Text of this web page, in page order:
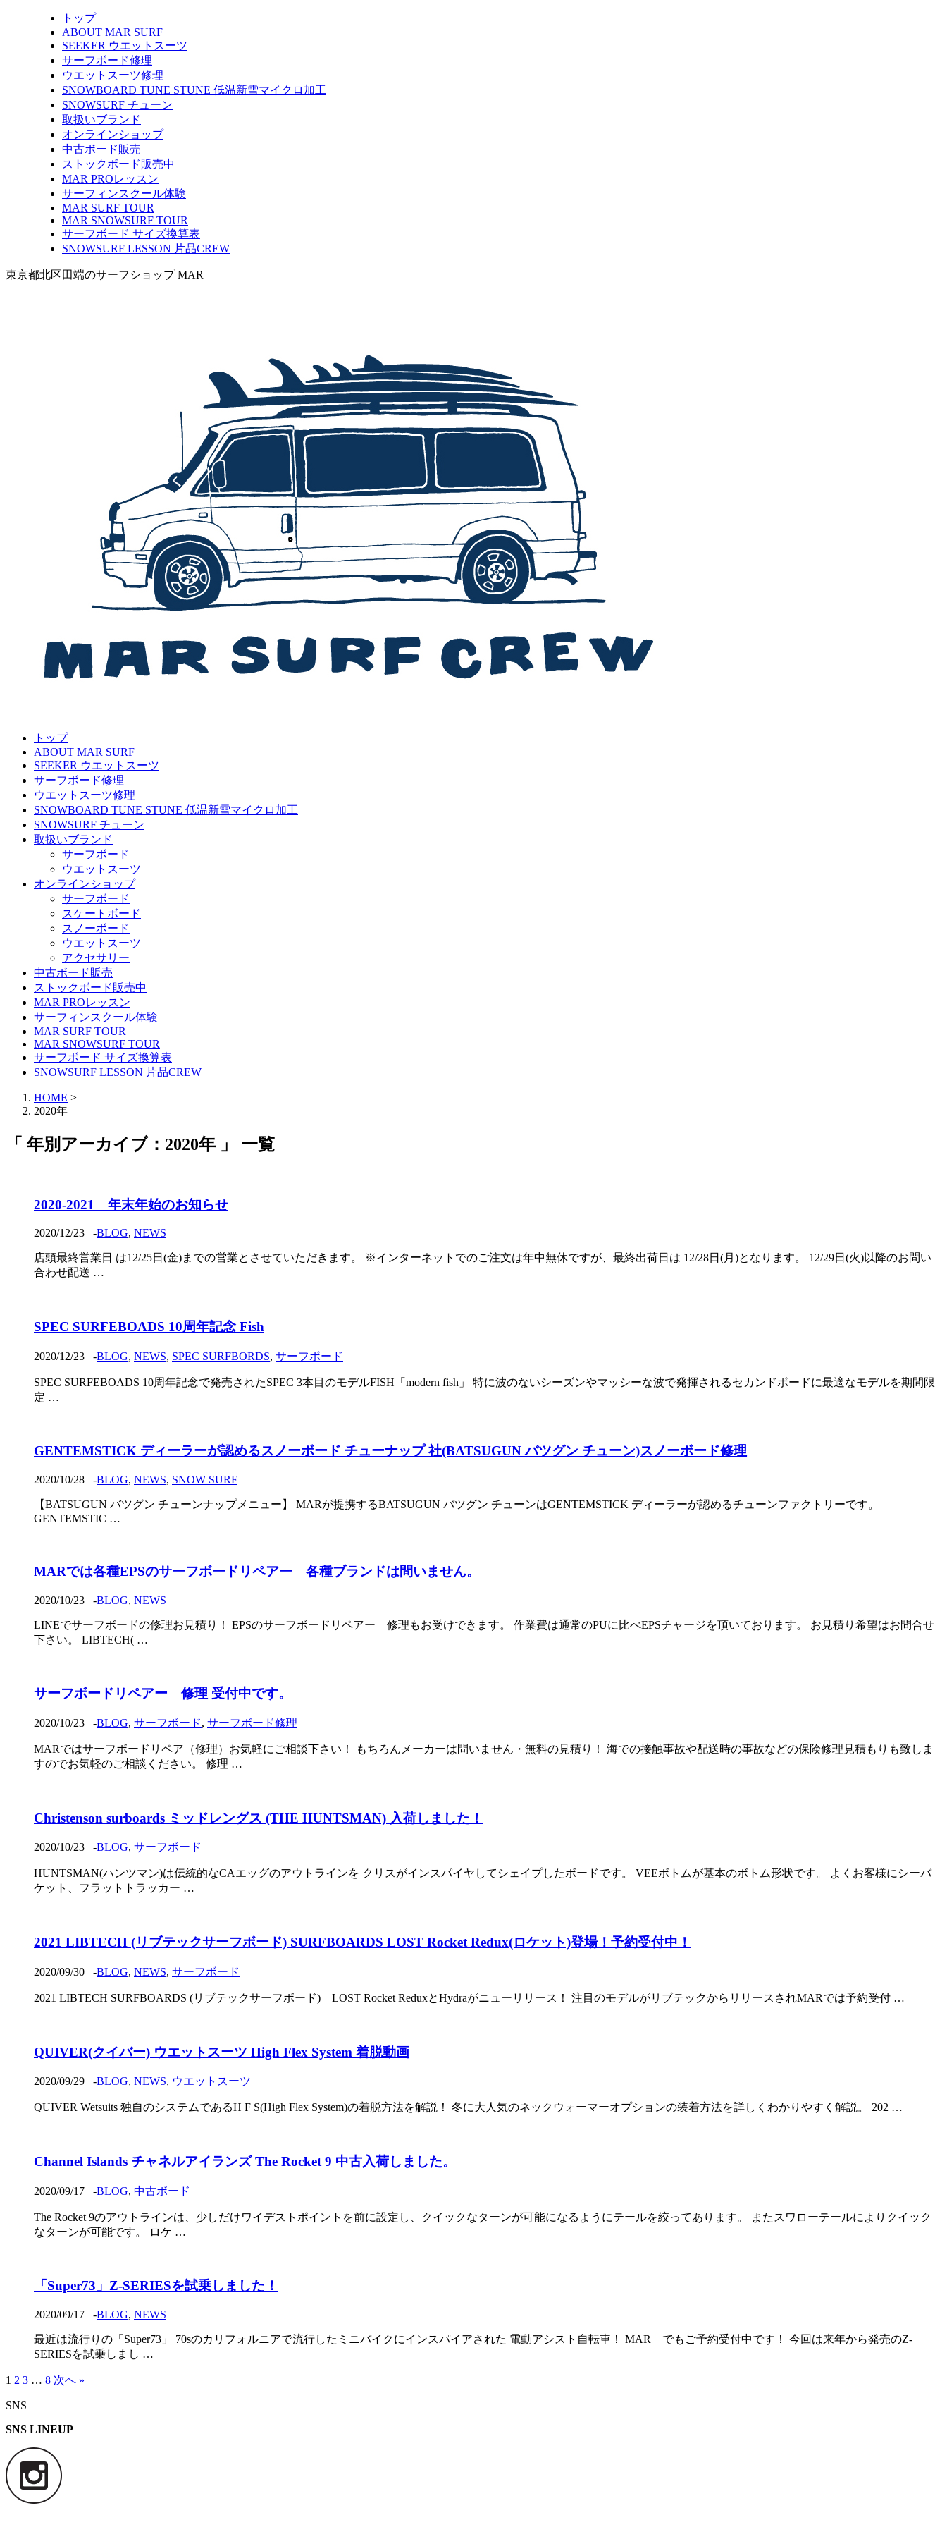
トップ
ABOUT MAR SURF
SEEKER ウエットスーツ
サーフボード修理
ウエットスーツ修理
SNOWBOARD TUNE STUNE 低温新雪マイクロ加工
SNOWSURF チューン
取扱いブランド
オンラインショップ
中古ボード販売
ストックボード販売中
MAR PROレッスン
サーフィンスクール体験
MAR SURF TOUR
MAR SNOWSURF TOUR
サーフボード サイズ換算表
SNOWSURF LESSON 片品CREW
東京都北区田端のサーフショップ MAR
トップ
ABOUT MAR SURF
SEEKER ウエットスーツ
サーフボード修理
ウエットスーツ修理
SNOWBOARD TUNE STUNE 低温新雪マイクロ加工
SNOWSURF チューン
取扱いブランド
サーフボード
ウエットスーツ
オンラインショップ
サーフボード
スケートボード
スノーボード
ウエットスーツ
アクセサリー
中古ボード販売
ストックボード販売中
MAR PROレッスン
サーフィンスクール体験
MAR SURF TOUR
MAR SNOWSURF TOUR
サーフボード サイズ換算表
SNOWSURF LESSON 片品CREW
HOME >
2020年
「 年別アーカイブ：2020年 」 一覧
2020-2021 年末年始のお知らせ
2020/12/23 -BLOG, NEWS
店頭最終営業日 は12/25日(金)までの営業とさせていただきます。 ※インターネットでのご注文は年中無休ですが、最終出荷日は 12/28日(月)となります。 12/29日(火)以降のお問い
合わせ配送 …
SPEC SURFEBOADS 10周年記念 Fish
2020/12/23 -BLOG, NEWS, SPEC SURFBORDS, サーフボード
SPEC SURFEBOADS 10周年記念で発売されたSPEC 3本目のモデルFISH「modern fish」 特に波のないシーズンやマッシーな波で発揮されるセカンドボードに最適なモデルを期間限
定 …
GENTEMSTICK ディーラーが認めるスノーボード チューナップ 社(BATSUGUN バツグン チューン)スノーボード修理
2020/10/28 -BLOG, NEWS, SNOW SURF
【BATSUGUN バツグン チューンナップメニュー】 MARが提携するBATSUGUN バツグン チューンはGENTEMSTICK ディーラーが認めるチューンファクトリーです。
GENTEMSTIC …
MARでは各種EPSのサーフボードリペアー 各種ブランドは問いません。
2020/10/23 -BLOG, NEWS
LINEでサーフボードの修理お見積り！ EPSのサーフボードリペアー 修理もお受けできます。 作業費は通常のPUに比べEPSチャージを頂いております。 お見積り希望はお問合せ
下さい。 LIBTECH( …
サーフボードリペアー 修理 受付中です。
2020/10/23 -BLOG, サーフボード, サーフボード修理
MARではサーフボードリペア（修理）お気軽にご相談下さい！ もちろんメーカーは問いません・無料の見積り！ 海での接触事故や配送時の事故などの保険修理見積もりも致しま
すのでお気軽のご相談ください。 修理 …
Christenson surboards ミッドレングス (THE HUNTSMAN) 入荷しました！
2020/10/23 -BLOG, サーフボード
HUNTSMAN(ハンツマン)は伝統的なCAエッグのアウトラインを クリスがインスパイヤしてシェイプしたボードです。 VEEボトムが基本のボトム形状です。 よくお客様にシーバ
ケット、フラットトラッカー …
2021 LIBTECH (リブテックサーフボード) SURFBOARDS LOST Rocket Redux(ロケット)登場！予約受付中！
2020/09/30 -BLOG, NEWS, サーフボード
2021 LIBTECH SURFBOARDS (リブテックサーフボード) LOST Rocket ReduxとHydraがニューリリース！ 注目のモデルがリブテックからリリースされMARでは予約受付 …
QUIVER(クイバー) ウエットスーツ High Flex System 着脱動画
2020/09/29 -BLOG, NEWS, ウエットスーツ
QUIVER Wetsuits 独自のシステムであるH F S(High Flex System)の着脱方法を解説！ 冬に大人気のネックウォーマーオプションの装着方法を詳しくわかりやすく解説。 202 …
Channel Islands チャネルアイランズ The Rocket 9 中古入荷しました。
2020/09/17 -BLOG, 中古ボード
The Rocket 9のアウトラインは、少しだけワイデストポイントを前に設定し、クイックなターンが可能になるようにテールを絞ってあります。 またスワローテールによりクイック
なターンが可能です。 ロケ …
「Super73」Z-SERIESを試乗しました！
2020/09/17 -BLOG, NEWS
最近は流行りの「Super73」 70sのカリフォルニアで流行したミニバイクにインスパイアされた 電動アシスト自転車！ MAR でもご予約受付中です！ 今回は来年から発売のZ-
SERIESを試乗しまし …
1 2 3 … 8 次へ »
SNS
SNS LINEUP